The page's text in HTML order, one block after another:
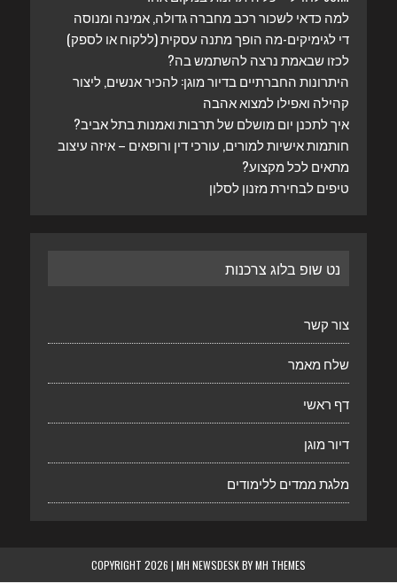
למה כדאי לשכור רכב מחברה גדולה, אמינה ומנוסה
די לגימיקים-מה הופך מתנה עסקית (ללקוח או לספק)
לכזו שבאמת נרצה להשתמש בה?
היתרונות החברתיים בדיור מוגן: להכיר אנשים, ליצור
קהילה ואפילו למצוא אהבה
איך לתכנן יום מושלם של תרבות ואמנות בתל אביב?
חותמות אישיות למורים, עורכי דין ורופאים – איזה עיצוב
מתאים לכל מקצוע?
טיפים לבחירת מזנון לסלון
נט שופ בלוג צרכנות
צור קשר
שלח מאמר
דף ראשי
דיור מוגן
מלגת ממדים ללימודים
COPYRIGHT 2026 | MH NEWSDESK BYMH THEMES